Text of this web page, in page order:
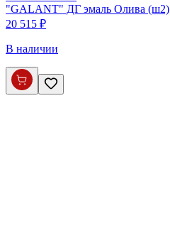
"GALANT" ДГ эмаль Олива (ш2)
20 515 ₽
В наличии